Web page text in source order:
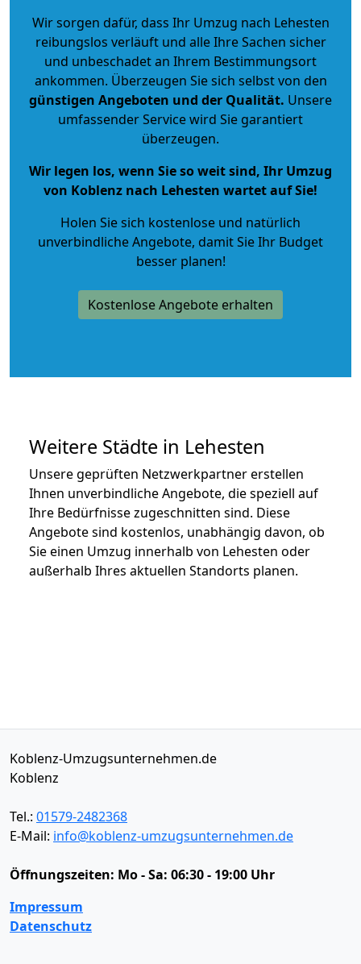
Wir sorgen dafür, dass Ihr Umzug nach Lehesten
reibungslos verläuft und alle Ihre Sachen sicher
und unbeschadet an Ihrem Bestimmungsort
ankommen. Überzeugen Sie sich selbst von den
günstigen Angeboten und der Qualität. Unsere
umfassender Service wird Sie garantiert
überzeugen.
Wir legen los, wenn Sie so weit sind, Ihr Umzug
von Koblenz nach Lehesten wartet auf Sie!
Holen Sie sich kostenlose und natürlich
unverbindliche Angebote, damit Sie Ihr Budget
besser planen!
Kostenlose Angebote erhalten
Weitere Städte in Lehesten
Unsere geprüften Netzwerkpartner erstellen
Ihnen unverbindliche Angebote, die speziell auf
Ihre Bedürfnisse zugeschnitten sind. Diese
Angebote sind kostenlos, unabhängig davon, ob
Sie einen Umzug innerhalb von Lehesten oder
außerhalb Ihres aktuellen Standorts planen.
Koblenz-Umzugsunternehmen.de
Koblenz
Tel.: 01579-2482368
E-Mail: info@koblenz-umzugsunternehmen.de
Öffnungszeiten: Mo - Sa: 06:30 - 19:00 Uhr
Impressum
Datenschutz